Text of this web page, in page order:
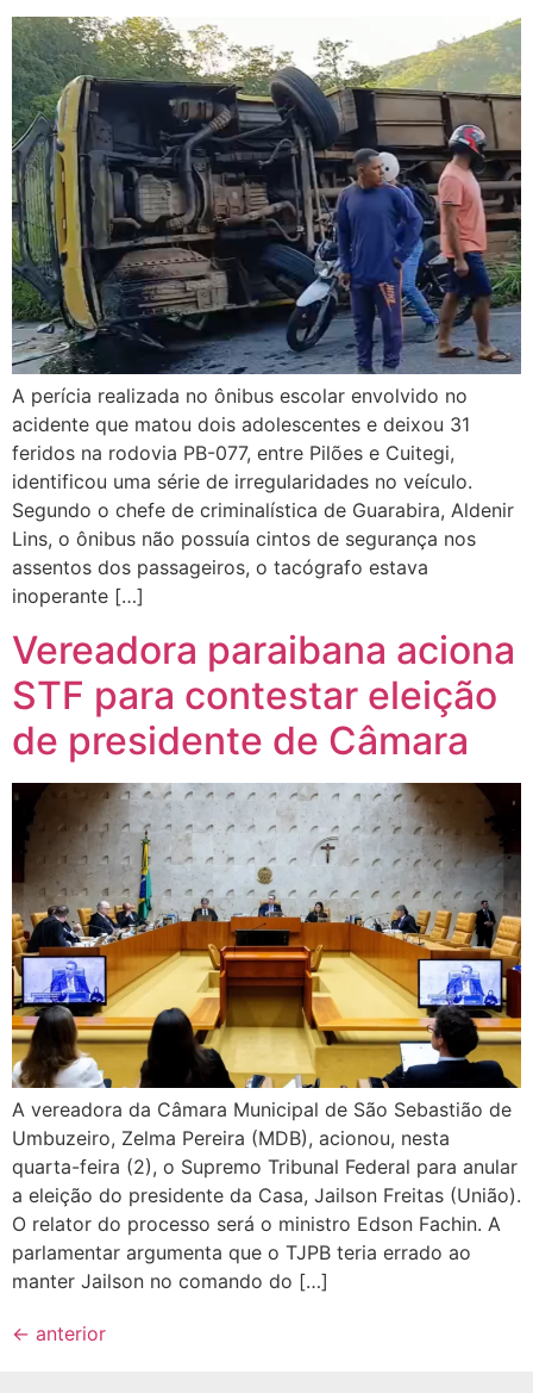
A perícia realizada no ônibus escolar envolvido no
acidente que matou dois adolescentes e deixou 31
feridos na rodovia PB-077, entre Pilões e Cuitegi,
identificou uma série de irregularidades no veículo.
Segundo o chefe de criminalística de Guarabira, Aldenir
Lins, o ônibus não possuía cintos de segurança nos
assentos dos passageiros, o tacógrafo estava
inoperante […]
Vereadora paraibana aciona
STF para contestar eleição
de presidente de Câmara
A vereadora da Câmara Municipal de São Sebastião de
Umbuzeiro, Zelma Pereira (MDB), acionou, nesta
quarta-feira (2), o Supremo Tribunal Federal para anular
a eleição do presidente da Casa, Jailson Freitas (União).
O relator do processo será o ministro Edson Fachin. A
parlamentar argumenta que o TJPB teria errado ao
manter Jailson no comando do […]
← anterior